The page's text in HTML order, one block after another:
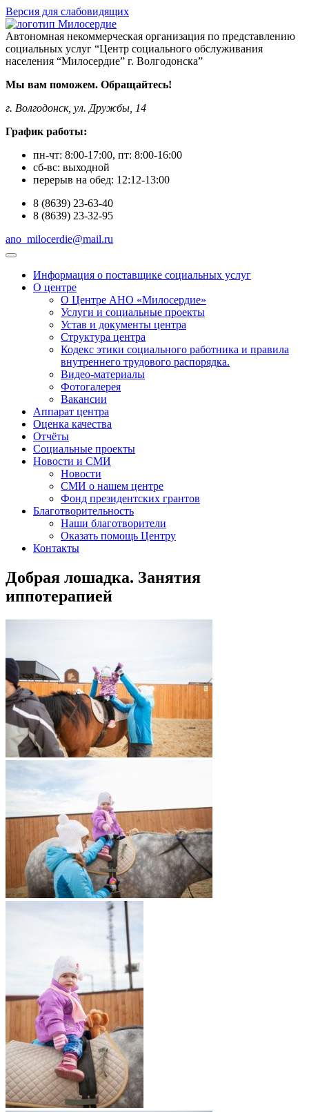
Версия для слабовидящих
Автономная некоммерческая организация по представлению
социальных услуг “Центр социального обслуживания
населения “Милосердие” г. Волгодонска”
Мы вам поможем. Обращайтесь!
г. Волгодонск, ул. Дружбы, 14
График работы:
пн-чт: 8:00-17:00, пт: 8:00-16:00
сб-вс: выходной
перерыв на обед: 12:12-13:00
8 (8639) 23-63-40
8 (8639) 23-32-95
ano_milocerdie@mail.ru
Информация о поставщике социальных услуг
О центре
О Центре АНО «Милосердие»
Услуги и социальные проекты
Устав и документы центра
Структура центра
Кодекс этики социального работника и правила
внутреннего трудового распорядка.
Видео-материалы
Фотогалерея
Вакансии
Аппарат центра
Оценка качества
Отчёты
Социальные проекты
Новости и СМИ
Новости
СМИ о нашем центре
Фонд президентских грантов
Благотворительность
Наши благотворители
Оказать помощь Центру
Контакты
Добрая лошадка. Занятия
иппотерапией